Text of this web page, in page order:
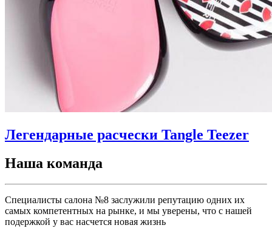
Легендарные расчески Tangle Teezer
Наша команда
Специалисты салона №8 заслужили репутацию одних их
самых компетентных на рынке, и мы уверены, что с нашей
подержкой у вас насчется новая жизнь